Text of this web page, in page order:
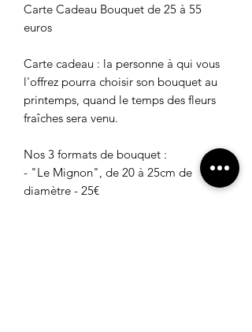
Carte Cadeau Bouquet de 25 à 55
euros
Carte cadeau : la personne à qui vous
l'offrez pourra choisir son bouquet au
printemps, quand le temps des fleurs
fraîches sera venu.
Nos 3 formats de bouquet :
- "Le Mignon", de 20 à 25cm de
diamètre - 25€